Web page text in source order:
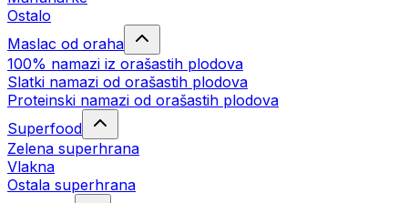
Ostalo
Maslac od oraha
100% namazi iz orašastih plodova
Slatki namazi od orašastih plodova
Proteinski namazi od orašastih plodova
Superfood
Zelena superhrana
Vlakna
Ostala superhrana